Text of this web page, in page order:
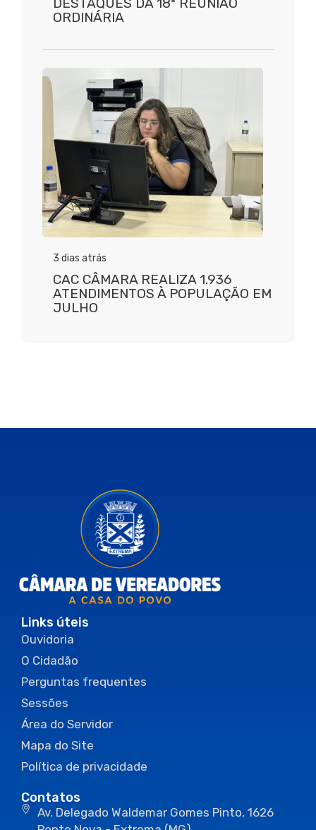
DESTAQUES DA 18ª REUNIÃO
ORDINÁRIA
3 dias atrás
CAC CÂMARA REALIZA 1.936
ATENDIMENTOS À POPULAÇÃO EM
JULHO
Links úteis
Ouvidoria
O Cidadão
Perguntas frequentes
Sessões
Área do Servidor
Mapa do Site
Política de privacidade
Contatos
Av. Delegado Waldemar Gomes Pinto, 1626